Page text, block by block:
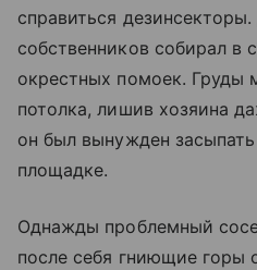
справиться
собственников собирал
окрестных помоек. Груды
потолка, лишив хозяина
он был вынужден
площадке.
Однажды проблемный
после себя гниющие горы